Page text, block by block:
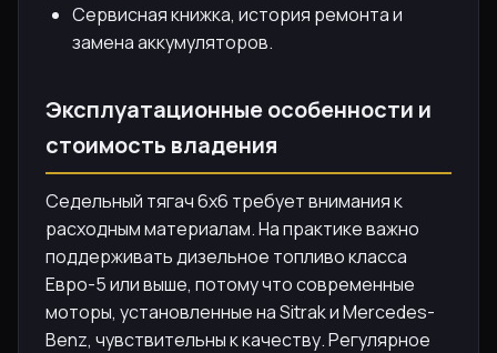
Сервисная книжка, история ремонта и
замена аккумуляторов.
Эксплуатационные особенности и
стоимость владения
Седельный тягач 6х6 требует внимания к
расходным материалам. На практике важно
поддерживать дизельное топливо класса
Евро-5 или выше, потому что современные
моторы, установленные на Sitrak и Mercedes-
Benz, чувствительны к качеству. Регулярное